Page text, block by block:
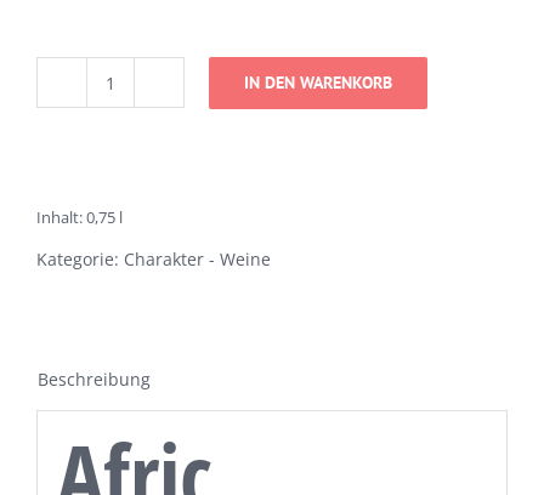
Afric
IN DEN WARENKORB
Inhalt: 0,75 l
Kategorie: Charakter - Weine
Beschreibung